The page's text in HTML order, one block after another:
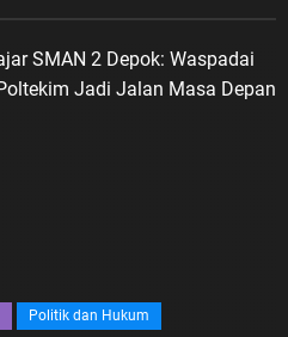
Politik dan Hukum